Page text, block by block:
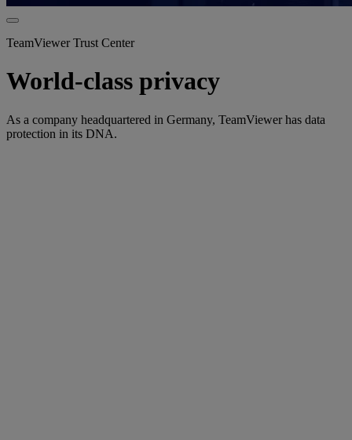
TeamViewer Trust Center
World-class privacy
As a company headquartered in Germany, TeamViewer has data
protection in its DNA.